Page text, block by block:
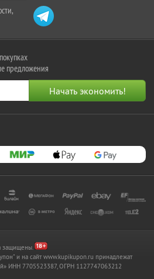
предложения
защищены.
и на сайт www.kupikupon.ru принадлежат
ИНН 7705523387, ОГРН 1127747063212